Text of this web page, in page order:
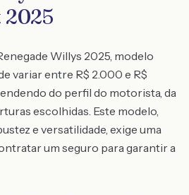
2025
Willys 2025, modelo
variar entre R$ 2.000 e R$
do perfil do motorista, da
escolhidas. Este modelo,
e versatilidade, exige uma
um seguro para garantir a